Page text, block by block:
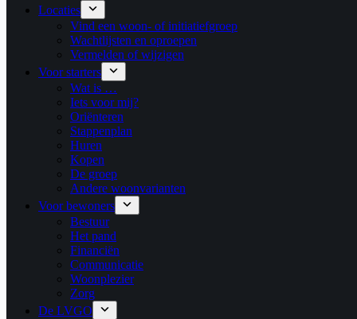
Locaties
Vind een woon- of initiatiefgroep
Wachtlijsten en oproepen
Vermelden of wijzigen
Voor starters
Wat is …
Iets voor mij?
Oriënteren
Stappenplan
Huren
Kopen
De groep
Andere woonvarianten
Voor bewoners
Bestuur
Het pand
Financiën
Communicatie
Woonplezier
Zorg
De LVGO